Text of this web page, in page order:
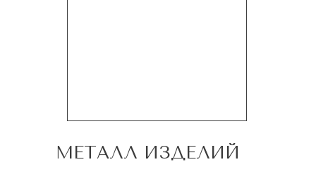
МЕТАЛЛ ИЗДЕЛИЙ